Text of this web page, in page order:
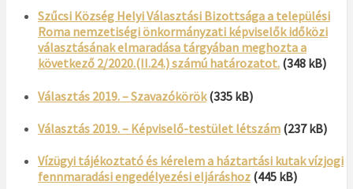
Szűcsi Község Helyi Választási Bizottsága a települési
Roma nemzetiségi önkormányzati képviselők időközi
választásának elmaradása tárgyában meghozta a
következő 2/2020.(II.24.) számú határozatot. (348 kB)
Választás 2019. – Szavazókörök (335 kB)
Választás 2019. – Képviselő-testület létszám (237 kB)
Vízügyi tájékoztató és kérelem a háztartási kutak vízjogi
fennmaradási engedélyezési eljáráshoz (445 kB)